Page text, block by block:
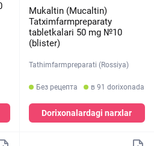
Mukaltin (Mucaltin)
Tatximfarmpreparaty
tabletkalari 50 mg №10
(blister)
Tathimfarmpreparati (Rossiya)
Без рецепта в 91 dorixonada
Dorixonalardagi narxlar